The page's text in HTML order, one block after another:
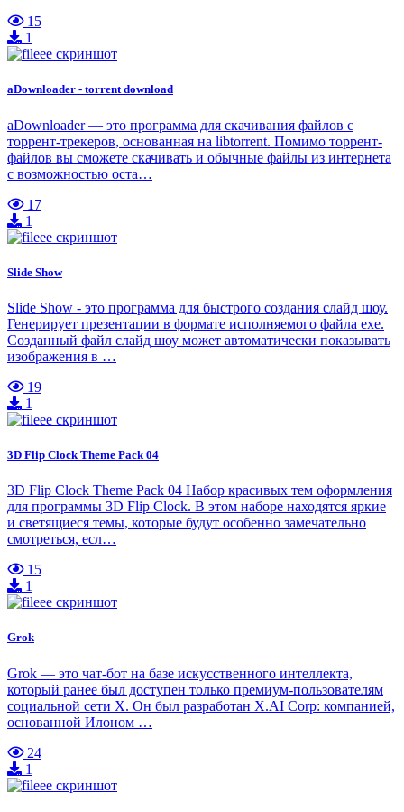
15
1
aDownloader - torrent download
aDownloader — это программа для скачивания файлов с
торрент-трекеров, основанная на libtorrent. Помимо торрент-
файлов вы сможете скачивать и обычные файлы из интернета
с возможностью оста…
17
1
Slide Show
Slide Show - это программа для быстрого создания слайд шоу.
Генерирует презентации в формате исполняемого файла exe.
Созданный файл слайд шоу может автоматически показывать
изображения в …
19
1
3D Flip Clock Theme Pack 04
3D Flip Clock Theme Pack 04 Набор красивых тем оформления
для программы 3D Flip Clock. В этом наборе находятся яркие
и светящиеся темы, которые будут особенно замечательно
смотреться, есл…
15
1
Grok
Grok — это чат-бот на базе искусственного интеллекта,
который ранее был доступен только премиум-пользователям
социальной сети X. Он был разработан X.AI Corp: компанией,
основанной Илоном …
24
1